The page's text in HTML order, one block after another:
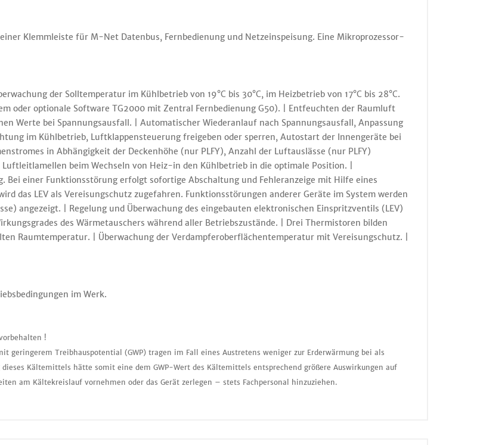
Klemmleiste für M-Net Datenbus, Fernbedienung und Netzeinspeisung. Eine Mikroprozessor-
der Solltemperatur im Kühlbetrieb von 19°C bis 30°C, im Heizbetrieb von 17°C bis 28°C.
oder optionale Software TG2000 mit Zentral Fernbedienung G50). | Entfeuchten der Raumluft
Werte bei Spannungsausfall. | Automatischer Wiederanlauf nach Spannungsausfall, Anpassung
im Kühlbetrieb, Luftklappensteuerung freigeben oder sperren, Autostart der Innengeräte bei
in Abhängigkeit der Deckenhöhe (nur PLFY), Anzahl der Luftauslässe (nur PLFY)
beim Wechseln von Heiz-in den Kühlbetrieb in die optimale Position. |
Bei einer Funktionsstörung erfolgt sofortige Abschaltung und Fehleranzeige mit Hilfe eines
das LEV als Vereisungschutz zugefahren. Funktionsstörungen anderer Geräte im System werden
angezeigt. | Regelung und Überwachung des eingebauten elektronischen Einspritzventils (LEV)
des Wärmetauschers während aller Betriebszustände. | Drei Thermistoren bilden
Raumtemperatur. | Überwachung der Verdampferoberflächentemperatur mit Vereisungschutz. |
im Werk.
!
Treibhauspotential (GWP) tragen im Fall eines Austretens weniger zur Erderwärmung bei als
Kältemittels hätte somit eine dem GWP-Wert des Kältemittels entsprechend größere Auswirkungen auf
am Kältekreislauf vornehmen oder das Gerät zerlegen – stets Fachpersonal hinzuziehen.